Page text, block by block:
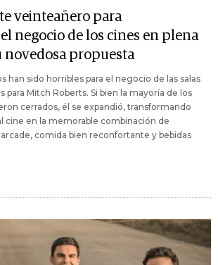
veinteañero para
negocio de los cines en plena
novedosa propuesta
han sido horribles para el negocio de las salas
para Mitch Roberts. Si bien la mayoría de los
cerrados, él se expandió, transformando
cine en la memorable combinación de
comida bien reconfortante y bebidas